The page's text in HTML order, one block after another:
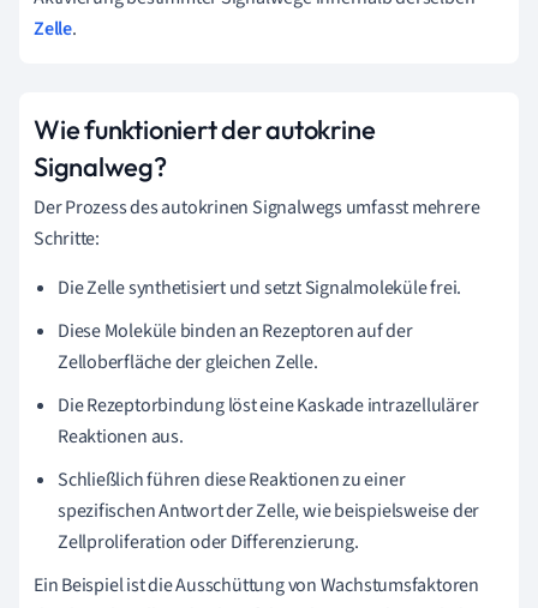
Zelle.
Wie funktioniert der autokrine
Signalweg?
Der Prozess des autokrinen Signalwegs umfasst mehrere
Schritte:
Die Zelle synthetisiert und setzt Signalmoleküle frei.
Diese Moleküle binden an Rezeptoren auf der
Zelloberfläche der gleichen Zelle.
Die Rezeptorbindung löst eine Kaskade intrazellulärer
Reaktionen aus.
Schließlich führen diese Reaktionen zu einer
spezifischen Antwort der Zelle, wie beispielsweise der
Zellproliferation oder Differenzierung.
Ein Beispiel ist die Ausschüttung von Wachstumsfaktoren